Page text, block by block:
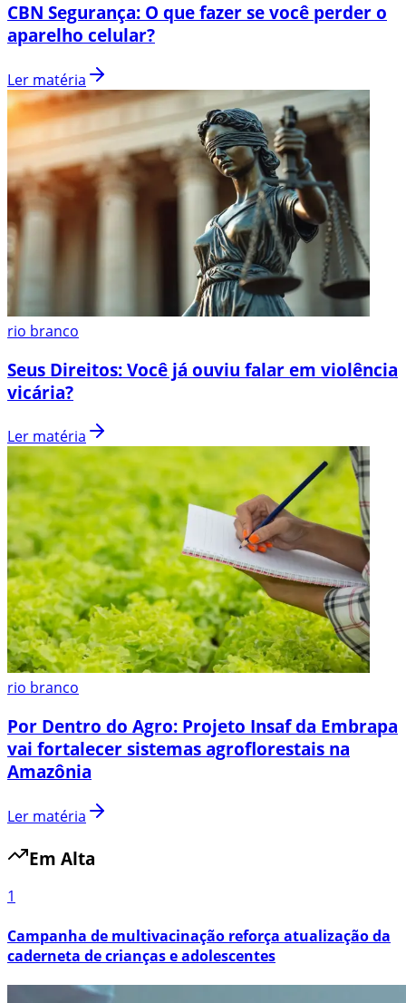
CBN Segurança: O que fazer se você perder o
aparelho celular?
Ler matéria
rio branco
Seus Direitos: Você já ouviu falar em violência
vicária?
Ler matéria
rio branco
Por Dentro do Agro: Projeto Insaf da Embrapa
vai fortalecer sistemas agroflorestais na
Amazônia
Ler matéria
Em Alta
1
Campanha de multivacinação reforça atualização da
caderneta de crianças e adolescentes